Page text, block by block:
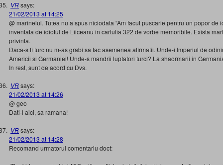
VRsays:
21/02/2013 at 14:25
@ marinelul. Tutea nu a spus niciodata “Am facut puscarie pentru un popor de
inventata de idiotul de Liiceanu in cartulia 322 de vorbe memoribile. Exista
privinta.
Daca-s fi turc nu m-as grabi sa fac asemenea afirmatii. Unde-i Imperiul de
Americii si Germaniei! Unde-s mandrii luptatori turci? La shaormarii in
In rest, sunt de acord cu Dvs.
VRsays:
21/02/2013 at 14:26
@ geo
Dati-l aici, sa ramana!
VRsays:
21/02/2013 at 14:28
Recomand urmatorul comentariu doct: